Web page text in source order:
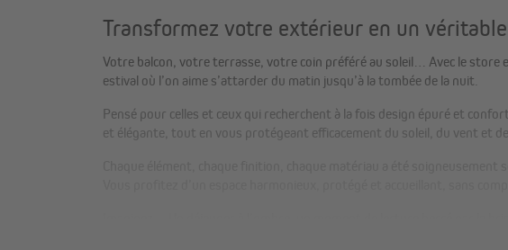
Transformez votre extérieur en un
Votre balcon, votre terrasse, votre coin préféré au soleil… Avec le
estival où l’on aime s’attarder du matin jusqu’à la tombée de la nuit.
Pensé pour celles et ceux qui recherchent à la fois design épuré et
et élégante, tout en vous protégeant efficacement du soleil, du vent et